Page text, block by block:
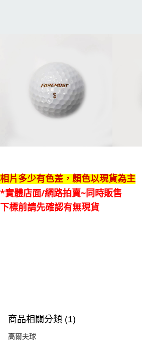
相片多少有色差，顏色以現貨為主
*實體店面/網路拍賣~同時販售
下標前請先確認有無現貨
商品相關分類 (1)
高爾夫球